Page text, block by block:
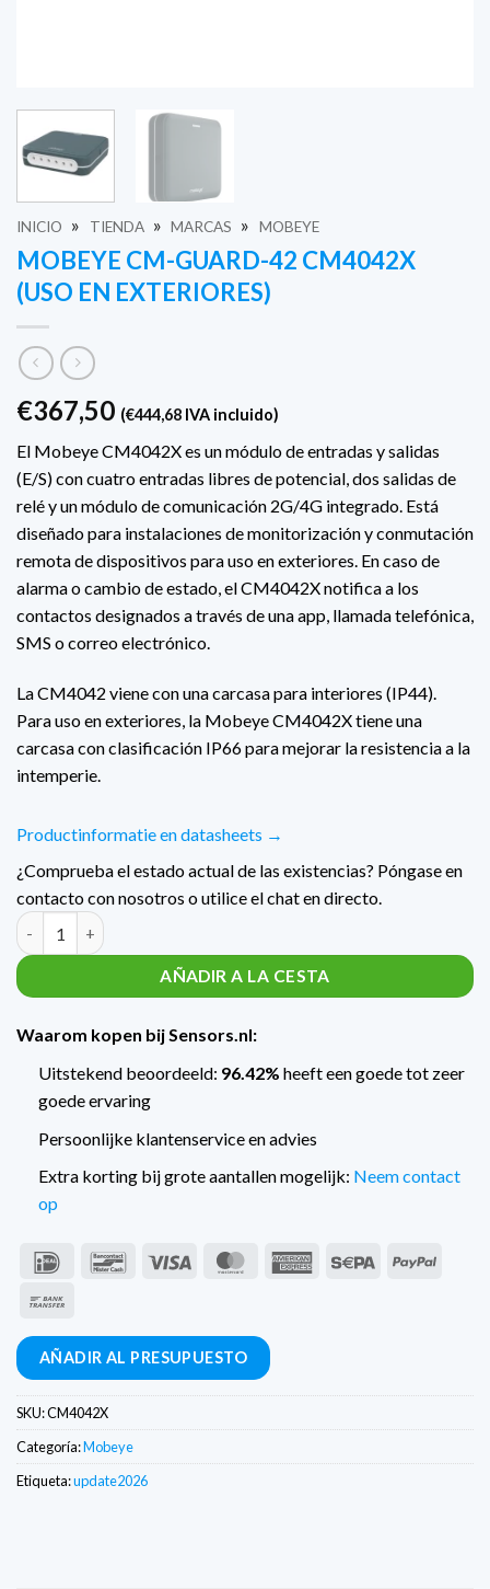
INICIO » TIENDA » MARCAS » MOBEYE
MOBEYE CM-GUARD-42 CM4042X
(USO EN EXTERIORES)
€367,50 (€444,68 IVA incluido)
El Mobeye CM4042X es un módulo de entradas y salidas
(E/S) con cuatro entradas libres de potencial, dos salidas de
relé y un módulo de comunicación 2G/4G integrado. Está
diseñado para instalaciones de monitorización y conmutación
remota de dispositivos para uso en exteriores. En caso de
alarma o cambio de estado, el CM4042X notifica a los
contactos designados a través de una app, llamada telefónica,
SMS o correo electrónico.
La CM4042 viene con una carcasa para interiores (IP44).
Para uso en exteriores, la Mobeye CM4042X tiene una
carcasa con clasificación IP66 para mejorar la resistencia a la
intemperie.
Productinformatie en datasheets →
¿Comprueba el estado actual de las existencias? Póngase en
contacto con nosotros o utilice el chat en directo.
Cantidad Mobeye CM-Guard-42 CM4042X (buitengebruik)
AÑADIR A LA CESTA
Waarom kopen bij Sensors.nl:
Uitstekend beoordeeld: 96.42% heeft een goede tot zeer
goede ervaring
Persoonlijke klantenservice en advies
Extra korting bij grote aantallen mogelijk: Neem contact
op
IDeal BancontactVisa MasterCardAmerican Sepa
PayPal
AÑADIR AL PRESUPUESTO
SKU:CM4042X
Categoría:Mobeye
Etiqueta:update2026